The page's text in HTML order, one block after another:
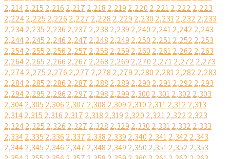
2,2142,215 2,216 2,217 2,218 2,219 2,220 2,2212,222 2,223
2,2242,225 2,226 2,227 2,228 2,229 2,230 2,2312,232 2,233
2,2342,235 2,236 2,237 2,238 2,239 2,240 2,2412,242 2,243
2,2442,245 2,246 2,247 2,248 2,249 2,250 2,2512,252 2,253
2,2542,255 2,256 2,257 2,258 2,259 2,260 2,2612,262 2,263
2,2642,265 2,266 2,267 2,268 2,269 2,270 2,2712,272 2,273
2,2742,275 2,276 2,277 2,278 2,279 2,280 2,2812,282 2,283
2,2842,285 2,286 2,287 2,288 2,289 2,290 2,2912,292 2,293
2,2942,295 2,296 2,297 2,298 2,299 2,300 2,3012,302 2,303
2,3042,305 2,306 2,307 2,308 2,309 2,310 2,3112,312 2,313
2,3142,315 2,316 2,317 2,318 2,319 2,320 2,3212,322 2,323
2,3242,325 2,326 2,327 2,328 2,329 2,330 2,3312,332 2,333
2,3342,335 2,336 2,337 2,338 2,339 2,340 2,3412,342 2,343
2,3442,345 2,346 2,347 2,348 2,349 2,350 2,3512,352 2,353